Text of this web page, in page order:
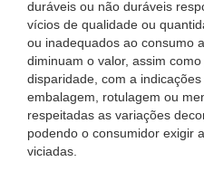
duráveis ou não duráveis
vícios de qualidade ou
ou inadequados ao consumo
diminuam o valor, assim
disparidade, com a
embalagem, rotulagem ou
respeitadas as variações
podendo o consumidor exigir
viciadas.